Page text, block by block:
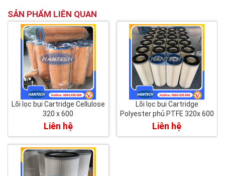
SẢN PHẨM LIÊN QUAN
Lõi lọc bụi Cartridge Cellulose
320 x 600
Liên hệ
Lõi lọc bụi Cartridge
Polyester phủ PTFE 320x 600
Liên hệ